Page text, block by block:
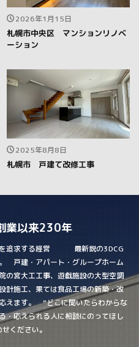
2026年1月15日
札幌市中央区 マンションリノベ
ーション
2025年8月8日
札幌市 戸建て改修工事
業以来230年
”を追求する経営 最新鋭の3DCG
戸建・アパート・グループホーム
の宮大工工事、遊戯施設の大型空調
計施工、果ては食品工場の新築・改
えます。 ”どこに聞いたらわからな
応えられる人に相談にのってほし
ください。